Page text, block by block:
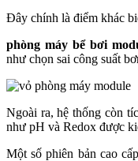
Đây chính là điểm khác
phòng máy bể bơi
như chọn sai công suất
Ngoài ra, hệ thống còn
như pH và Redox được
Một số phiên bản cao